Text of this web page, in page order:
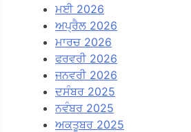
ਮਈ 2026
ਅਪ੍ਰੈਲ 2026
ਮਾਰਚ 2026
ਫਰਵਰੀ 2026
ਜਨਵਰੀ 2026
ਦਸੰਬਰ 2025
ਨਵੰਬਰ 2025
ਅਕਤੂਬਰ 2025